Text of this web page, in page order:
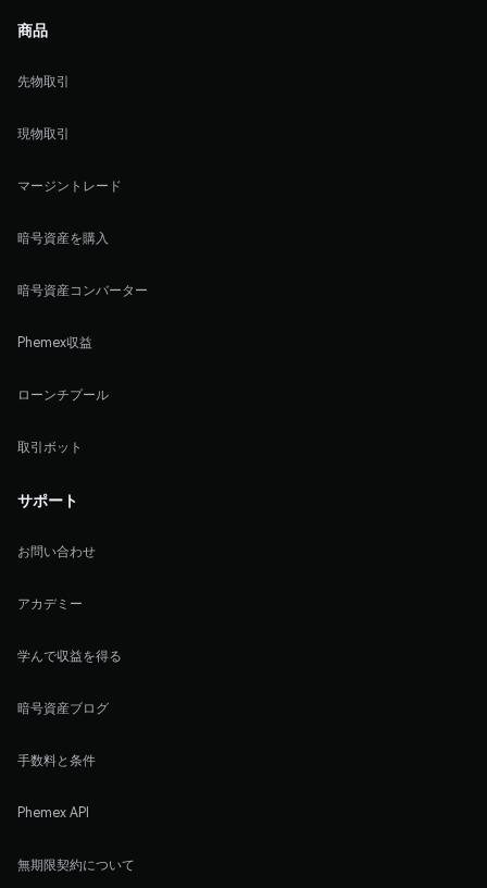
商品
先物取引
現物取引
マージントレード
暗号資産を購入
暗号資産コンバーター
Phemex収益
ローンチプール
取引ボット
サポート
お問い合わせ
アカデミー
学んで収益を得る
暗号資産ブログ
手数料と条件
Phemex API
無期限契約について